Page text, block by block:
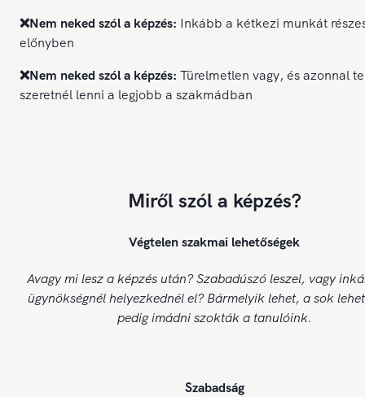
❌Nem neked szól a képzés: Inkább a kétkezi munkát
előnyben
❌Nem neked szól a képzés: Türelmetlen vagy, és azonnal te
szeretnél lenni a legjobb a szakmádban
Miről szól a képzés?
Végtelen szakmai lehetőségek
Avagy mi lesz a képzés után? Szabadúszó leszel, vagy
ügynökségnél helyezkednél el? Bármelyik lehet, a sok
pedig imádni szokták a tanulóink.
Szabadság